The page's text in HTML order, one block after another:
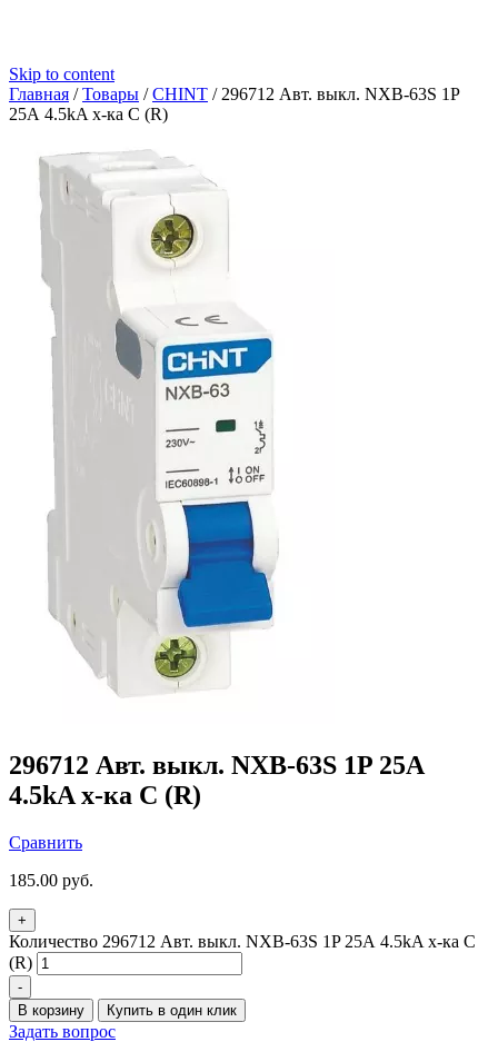
Skip to content
Главная /Товары /CHINT / 296712 Авт. выкл. NXB-63S 1P
25А 4.5kA х-ка C (R)
296712 Авт. выкл. NXB-63S 1P 25А
4.5kA х-ка C (R)
Сравнить
185.00 руб.
+
Количество 296712 Авт. выкл. NXB-63S 1P 25А 4.5kA х-ка C
(R)
-
В корзину
Купить в один клик
Задать вопрос